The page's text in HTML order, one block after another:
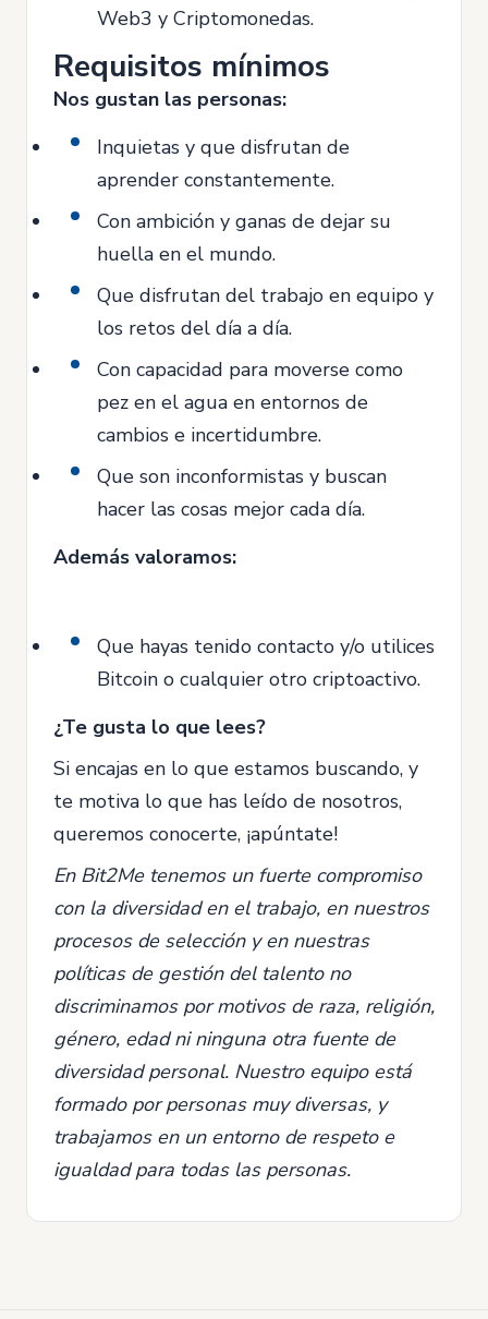
Web3 y Criptomonedas.
Requisitos mínimos
Nos gustan las personas:
Inquietas y que disfrutan de
aprender constantemente.
Con ambición y ganas de dejar su
huella en el mundo.
Que disfrutan del trabajo en equipo y
los retos del día a día.
Con capacidad para moverse como
pez en el agua en entornos de
cambios e incertidumbre.
Que son inconformistas y buscan
hacer las cosas mejor cada día.
Además valoramos:
Que hayas tenido contacto y/o utilices
Bitcoin o cualquier otro criptoactivo.
¿Te gusta lo que lees?
Si encajas en lo que estamos buscando, y
te motiva lo que has leído de nosotros,
queremos conocerte, ¡apúntate!
En Bit2Me tenemos un fuerte compromiso
con la diversidad en el trabajo, en nuestros
procesos de selección y en nuestras
políticas de gestión del talento no
discriminamos por motivos de raza, religión,
género, edad ni ninguna otra fuente de
diversidad personal. Nuestro equipo está
formado por personas muy diversas, y
trabajamos en un entorno de respeto e
igualdad para todas las personas.